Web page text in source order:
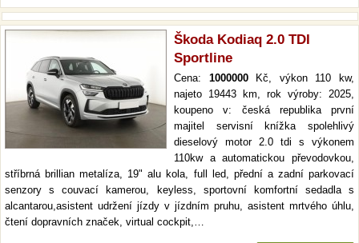
Škoda Kodiaq 2.0 TDI
Sportline
Cena: 1000000Kč, výkon 110 kw,
najeto 19443 km, rok výroby: 2025,
koupeno v: česká republika první
majitel servisní knížka spolehlivý
dieselový motor 2.0 tdi s výkonem
110kw a automatickou převodovkou,
stříbrná brillian metalíza, 19" alu kola, full led, přední a zadní parkovací
senzory s couvací kamerou, keyless, sportovní komfortní sedadla s
alcantarou,asistent udržení jízdy v jízdním pruhu, asistent mrtvého úhlu,
čtení dopravních značek, virtual cockpit,…